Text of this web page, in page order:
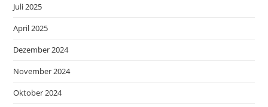
Juli 2025
April 2025
Dezember 2024
November 2024
Oktober 2024